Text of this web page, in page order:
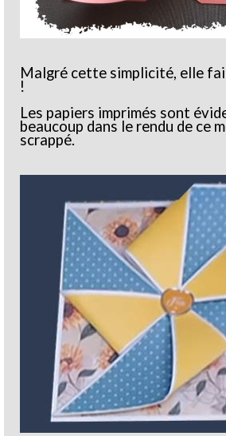
Malgré cette simplicité, elle
!
Les papiers imprimés sont
beaucoup dans le rendu de ce
scrappé.